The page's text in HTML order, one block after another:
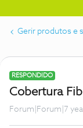
Gerir produtos e
RESPONDIDO
Cobertura
Forum|Forum|7